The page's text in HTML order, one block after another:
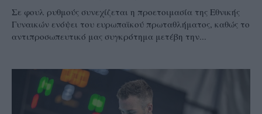
Σε φουλ ρυθμούς συνεχίζεται η προετοιμασία της Εθνικής
Γυναικών ενόψει του ευρωπαϊκού πρωταθλήματος, καθώς το
αντιπροσωπευτικό μας συγκρότημα μετέβη την...